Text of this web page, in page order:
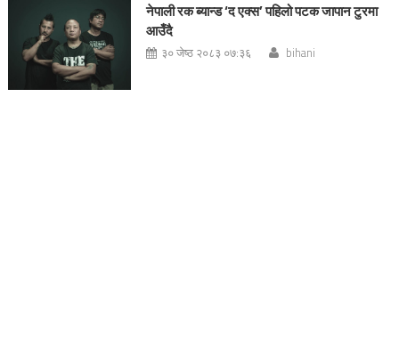
नेपाली रक ब्यान्ड ‘द एक्स’ पहिलो पटक जापान टुरमा
आउँदै
३० जेष्ठ २०८३ ०७:३६ bihani